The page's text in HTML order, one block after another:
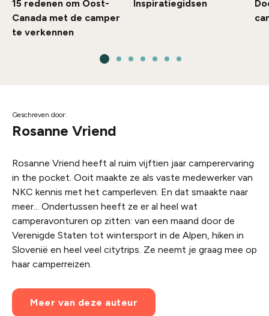
15 redenen om Oost-
Canada met de camper
te verkennen
Inspiratiegidsen
Geschreven door:
Rosanne Vriend
Rosanne Vriend heeft al ruim vijftien jaar camperervaring
in the pocket. Ooit maakte ze als vaste medewerker van
NKC kennis met het camperleven. En dat smaakte naar
meer... Ondertussen heeft ze er al heel wat
camperavonturen op zitten: van een maand door de
Verenigde Staten tot wintersport in de Alpen, hiken in
Slovenië en heel veel citytrips. Ze neemt je graag mee op
haar camperreizen.
Meer van deze auteur